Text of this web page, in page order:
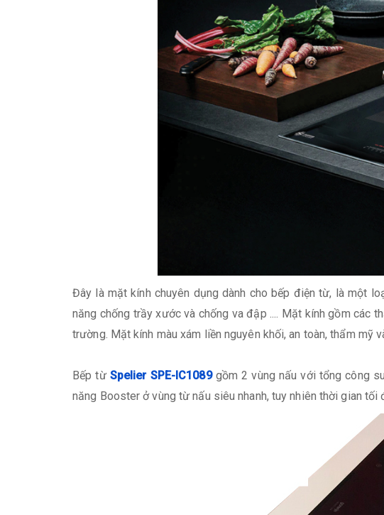
Đây là mặt kính chuyên dụng dành cho bếp điện từ, là một
năng chống trầy xước và chống va đập .... Mặt kính gồm các
trường. Mặt kính màu xám liền nguyên khối, an toàn, thẩm mỹ
Bếp từ Spelier SPE-IC1089 gồm 2 vùng nấu với tổng công
năng Booster ở vùng từ nấu siêu nhanh, tuy nhiên thời gian